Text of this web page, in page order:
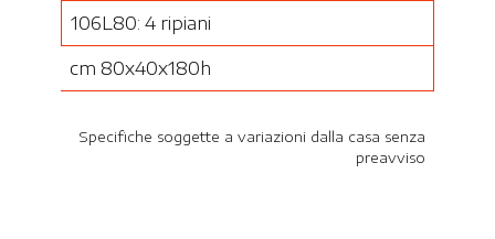
106L80: 4 ripiani
cm 80x40x180h
Specifiche soggette a variazioni dalla casa senza
preavviso